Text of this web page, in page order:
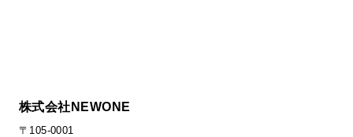
株式会社NEWONE
〒105-0001